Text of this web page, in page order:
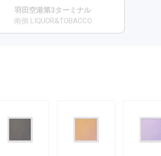
羽田空港第3ターミナル
南側 LIQUOR&TOBACCO